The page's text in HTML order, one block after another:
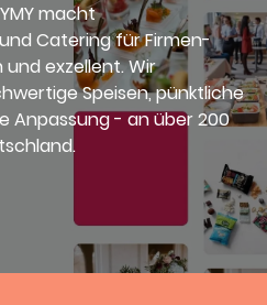
macht
Catering für Firmen-
exzellent. Wir
Speisen, pünktliche
Anpassung - an über 200